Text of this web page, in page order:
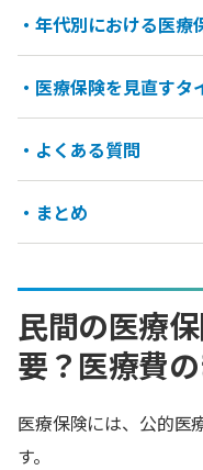
・年代別における医療
・医療保険を見直すタ
・よくある質問
・まとめ
民間の医療
要？医療費
医療保険には、公的医
す。